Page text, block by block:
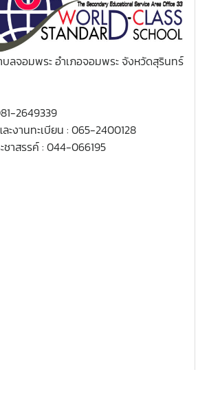
งเรียน/สอน
ซต์กลุ่มสาระฯ
งเรียน/สอน
คเทคโนโลยี
ต์เทคโนโลยี
เรียน ม.1
รียน ม.2
รียน ม.4
เติม
แบบฯ
เติม
าการคำนวณ
บบฯ
วงศ์
ยาการคำนวณ
เติม
ลเลิศ
แบบฯ
เติม
ลจอมพระ อำเภอจอมพระ จังหวัดสุรินทร์
2649339
ะงานทะเบียน : 065-2400128
ชาสรรค์ : 044-066195